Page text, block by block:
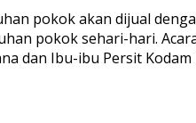
pokok akan dijual
pokok sehari-hari.
dan Ibu-ibu Persit